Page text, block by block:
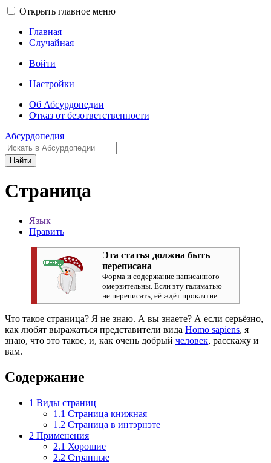
Открыть главное меню
Главная
Случайная
Войти
Настройки
Об Абсурдопедии
Отказ от безответственности
Абсурдопедия
Найти
Страница
Язык
Править
Эта статья должна быть
переписана
Форма и содержание написанного
омерзительны. Если эту галиматью
не переписать, её ждёт проклятие.
Что такое страница? Я не знаю. А вы знаете? А если серьёзно,
как любят выражаться представители вида Homo sapiens, я
знаю, что это такое, и, как очень добрый человек, расскажу и
вам.
Содержание
1 Виды страниц
1.1 Страница книжная
1.2 Страница в интэрнэте
2 Применения
2.1 Хорошие
2.2 Странные